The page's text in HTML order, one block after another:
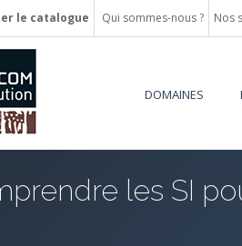
le catalogue Qui sommes-nous ? Nos
DOMAINES
les SI